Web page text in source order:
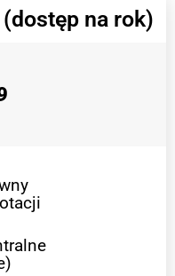
na rok)